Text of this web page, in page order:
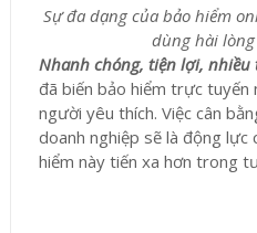
Sự đa dạng của bảo hiểm
dùng hài
Nhanh chóng, tiện lợi,
đã biến bảo hiểm trực tuyến
người yêu thích. Việc cân
doanh nghiệp sẽ là động
hiểm này tiến xa hơn trong